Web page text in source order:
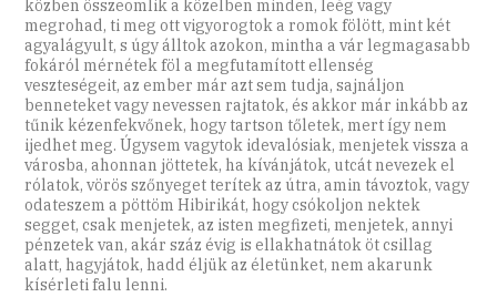
közben összeomlik a közelben minden, leég vagy
megrohad, ti meg ott vigyorogtok a romok fölött, mint két
agyalágyult, s úgy álltok azokon, mintha a vár legmagasabb
fokáról mérnétek föl a megfutamított ellenség
veszteségeit, az ember már azt sem tudja, sajnáljon
benneteket vagy nevessen rajtatok, és akkor már inkább az
tűnik kézenfekvőnek, hogy tartson tőletek, mert így nem
ijedhet meg. Úgysem vagytok idevalósiak, menjetek vissza a
városba, ahonnan jöttetek, ha kívánjátok, utcát nevezek el
rólatok, vörös szőnyeget terítek az útra, amin távoztok, vagy
odateszem a pöttöm Hibirikát, hogy csókoljon nektek
segget, csak menjetek, az isten megfizeti, menjetek, annyi
pénzetek van, akár száz évig is ellakhatnátok öt csillag
alatt, hagyjátok, hadd éljük az életünket, nem akarunk
kísérleti falu lenni.